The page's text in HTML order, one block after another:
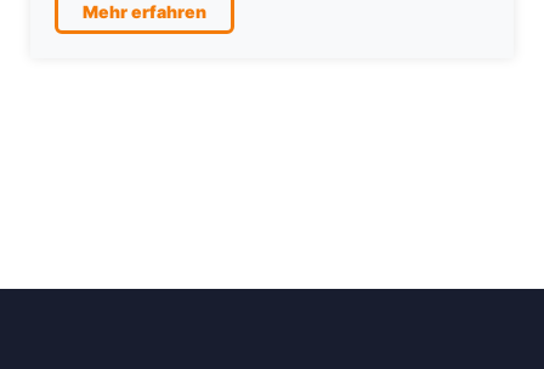
Mehr erfahren